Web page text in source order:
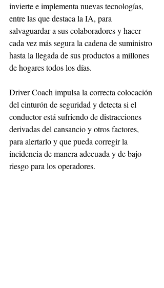
invierte e implementa nuevas tecnologías,
entre las que destaca la IA, para
salvaguardar a sus colaboradores y hacer
cada vez más segura la cadena de suministro
hasta la llegada de sus productos a millones
de hogares todos los días.
Driver Coach impulsa la correcta colocación
del cinturón de seguridad y detecta si el
conductor está sufriendo de distracciones
derivadas del cansancio y otros factores,
para alertarlo y que pueda corregir la
incidencia de manera adecuada y de bajo
riesgo para los operadores.